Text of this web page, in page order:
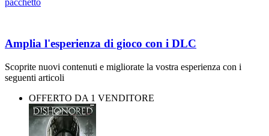
pacchetto
Amplia l'esperienza di gioco con i DLC
Scoprite nuovi contenuti e migliorate la vostra esperienza con i
seguenti articoli
OFFERTO DA 1 VENDITORE